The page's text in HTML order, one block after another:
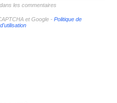
les commentaires
et Google - Politique de